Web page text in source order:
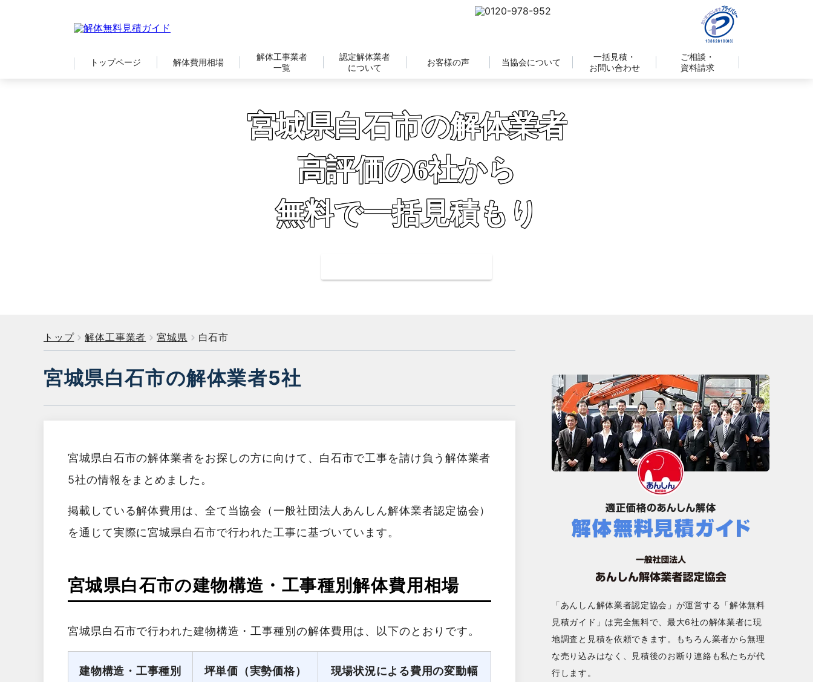
トップページ 解体費用相場
解体工事業者
一覧
認定解体業者
について
お客様の声 当協会について
一括見積・
お問い合わせ
ご相談・
資料請求
宮城県白石市の解体業者
高評価の6社から
無料で一括見積もり
トップ 解体工事業者 宮城県 白石市
宮城県白石市の解体業者5社
宮城県白石市の解体業者をお探しの方に向けて、白石市で工事を請け負う解体業者
5社の情報をまとめました。
掲載している解体費用は、全て当協会（一般社団法人あんしん解体業者認定協会）
を通じて実際に宮城県白石市で行われた工事に基づいています。
宮城県白石市の建物構造・工事種別解体費用相場
宮城県白石市で行われた建物構造・工事種別の解体費用は、以下のとおりです。
建物構造・工事種別 坪単価（実勢価格） 現場状況による費用の変動幅
「あんしん解体業者認定協会」が運営する「解体無料
見積ガイド」は完全無料で、最大6社の解体業者に現
地調査と見積を依頼できます。もちろん業者から無理
な売り込みはなく、見積後のお断り連絡も私たちが代
行します。